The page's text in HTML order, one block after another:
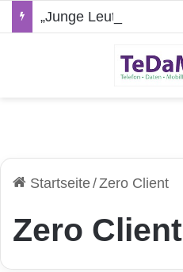
Startseite/Zero Client
Zero Client